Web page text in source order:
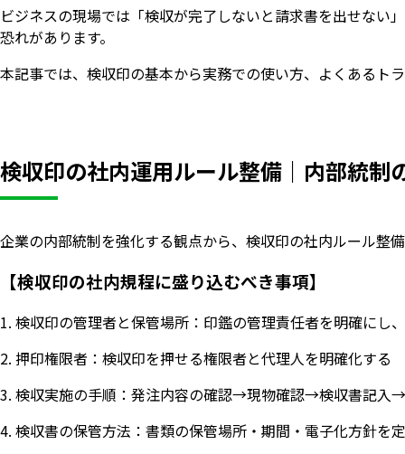
ビジネスの現場では「検収が完了しないと請求書を出せな
恐れがあります。
本記事では、検収印の基本から実務での使い方、よくあるト
検収印の社内運用ルール整備｜内部統制
企業の内部統制を強化する観点から、検収印の社内ルール整
【検収印の社内規程に盛り込むべき事項】
1. 検収印の管理者と保管場所：印鑑の管理責任者を明確にし
2. 押印権限者：検収印を押せる権限者と代理人を明確化する
3. 検収実施の手順：発注内容の確認→現物確認→検収書記入
4. 検収書の保管方法：書類の保管場所・期間・電子化方針を